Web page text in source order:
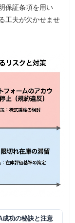
保証条項を用い
工夫が欠かせませ
成功の秘訣と注意